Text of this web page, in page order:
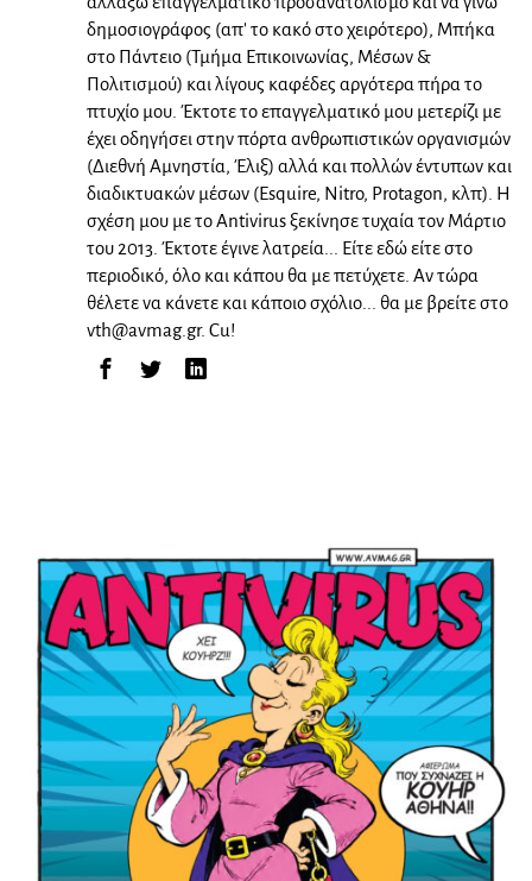
δημοσιογράφος (απ' το κακό στο χειρότερο), Μπήκα
στο Πάντειο (Τμήμα Επικοινωνίας, Μέσων &
Πολιτισμού) και λίγους καφέδες αργότερα πήρα το
πτυχίο μου. Έκτοτε το επαγγελματικό μου μετερίζι με
έχει οδηγήσει στην πόρτα ανθρωπιστικών οργανισμών
(Διεθνή Αμνηστία, Έλιξ) αλλά και πολλών έντυπων και
διαδικτυακών μέσων (Esquire, Nitro, Protagon, κλπ). Η
σχέση μου με το Antivirus ξεκίνησε τυχαία τον Μάρτιο
του 2013. Έκτοτε έγινε λατρεία... Είτε εδώ είτε στο
περιοδικό, όλο και κάπου θα με πετύχετε. Αν τώρα
θέλετε να κάνετε και κάποιο σχόλιο... θα με βρείτε στο
vth@avmag.gr. Cu!